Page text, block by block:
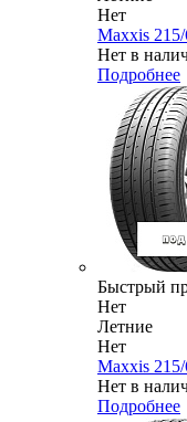
Нет
Maxxis
Нет в
Подробнее
Быстрый
Нет
Летние
Нет
Maxxis
Нет в
Подробнее